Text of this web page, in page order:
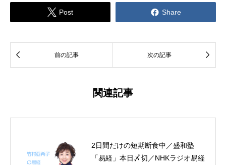
 Post  Share
 前の記事 次の記事 
関連記事
2日間だけの短期断食中／​盛和塾
「易経」本日〆切／NHKラジオ易経